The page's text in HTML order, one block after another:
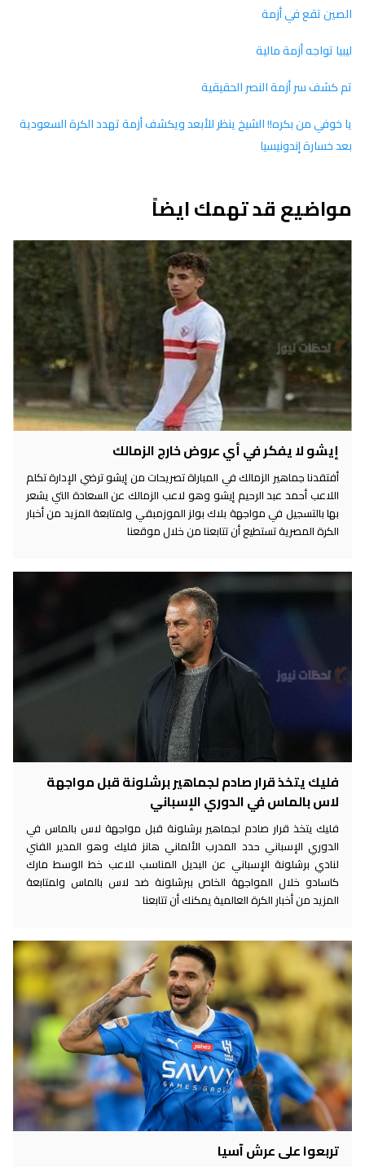
الصين تقع في أزمة
ليبيا تواجه أزمة مالية
تم كشف سر أزمة النصر الحقيقية
يا خوفي من بكره!! الشيخ ينظر للأبعد ويكشف أزمة تهدد الكرة السعودية
بعد خسارة إندونيسيا
مواضيع قد تهمك ايضاً
إيشو لا يفكر في أي عروض خارج الزمالك
أفتقدنا جماهير الزمالك في المباراة تصريحات من إيشو ترضي الإدارة تكلم
اللاعب أحمد عبد الرحيم إيشو وهو لاعب الزمالك عن السعادة التي يشعر
بها بالتسجيل في مواجهة بلاك بولز الموزمبقي ولمتابعة المزيد من أخبار
الكرة المصرية تستطيع أن تتابعنا من خلال موقعنا
فليك يتخذ قرار صادم لجماهير برشلونة قبل مواجهة
لاس بالماس في الدوري الإسباني
فليك يتخذ قرار صادم لجماهير برشلونة قبل مواجهة لاس بالماس في
الدوري الإسباني حدد المدرب الألماني هانز فليك وهو المدير الفني
لنادي برشلونة الإسباني عن البديل المناسب للاعب خط الوسط مارك
كاسادو خلال المواجهة الخاص ببرشلونة ضد لاس بالماس ولمتابعة
المزيد من أخبار الكرة العالمية يمكنك أن تتابعنا
تربعوا على عرش آسيا